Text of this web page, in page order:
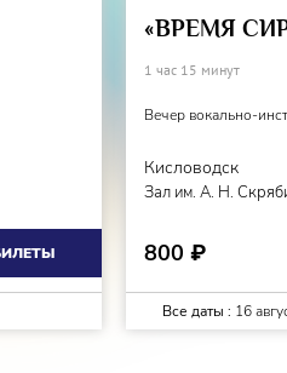
«ВРЕМЯ
1 час 15 минут
Вечер вокально-
Кисловодск
Зал им. А. Н.
800 ₽
Все даты : 16